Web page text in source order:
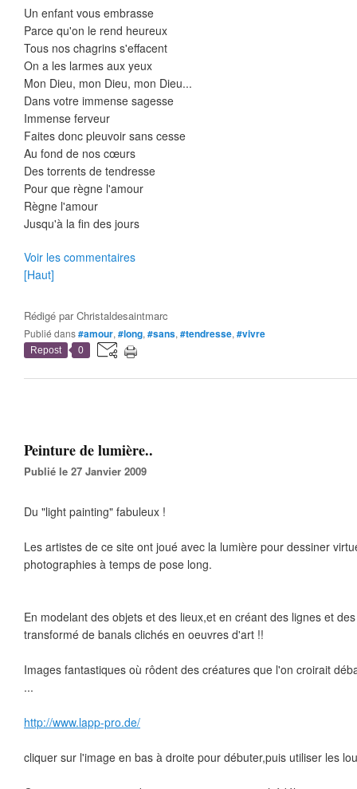
Un enfant vous embrasse
Parce qu'on le rend heureux
Tous nos chagrins s'effacent
On a les larmes aux yeux
Mon Dieu, mon Dieu, mon Dieu...
Dans votre immense sagesse
Immense ferveur
Faites donc pleuvoir sans cesse
Au fond de nos cœurs
Des torrents de tendresse
Pour que règne l'amour
Règne l'amour
Jusqu'à la fin des jours
Voir les commentaires
[Haut]
Rédigé parChristaldesaintmarc
Publié dans#amour, #long, #sans, #tendresse, #vivre
Repost 0
Peinture de lumière..
Publié le 27 Janvier 2009
Du "light painting" fabuleux !
Les artistes de ce site ont joué avec la lumière pour dessiner
photographies à temps de pose long.
En modelant des objets et des lieux,et en créant des lignes et
transformé de banals clichés en oeuvres d'art !!
Images fantastiques où rôdent des créatures que l'on croirait
...
http://www.lapp-pro.de/
cliquer sur l'image en bas à droite pour débuter,puis utiliser les